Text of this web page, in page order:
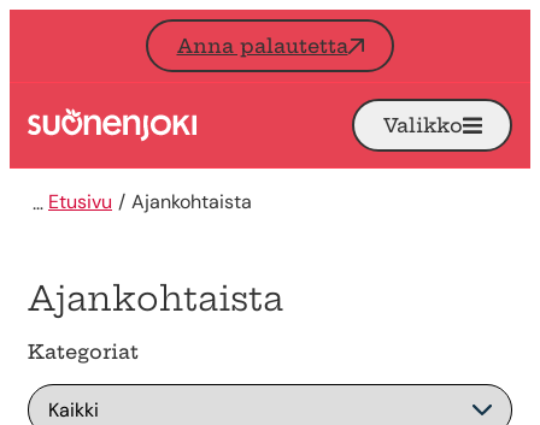
Siirry sisältöön
Anna palautetta
Etusivu Avaa
Valikko
Etusivu Ajankohtaista
Ajankohtaista
Kategoriat